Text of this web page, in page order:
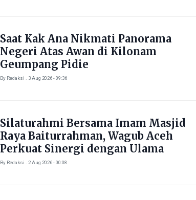
Saat Kak Ana Nikmati Panorama
Negeri Atas Awan di Kilonam
Geumpang Pidie
By Redaksi . 3 Aug 2026 - 09:36
Silaturahmi Bersama Imam Masjid
Raya Baiturrahman, Wagub Aceh
Perkuat Sinergi dengan Ulama
By Redaksi . 2 Aug 2026 - 00:08